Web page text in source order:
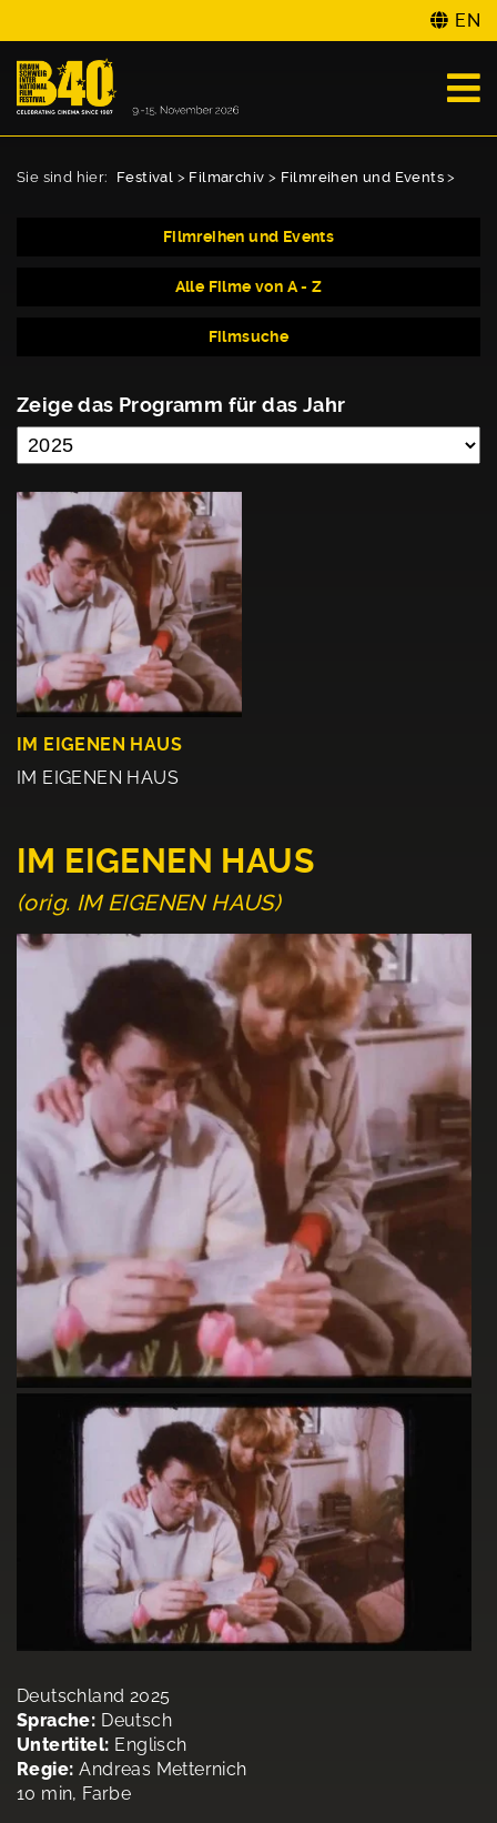
EN
Sie sind hier: Festival > Filmarchiv > Filmreihen und Events >
Filmreihen und Events
Alle Filme von A - Z
Filmsuche
Zeige das Programm für das Jahr
IM EIGENEN HAUS
IM EIGENEN HAUS
IM EIGENEN HAUS
(orig. IM EIGENEN HAUS)
Deutschland 2025
Sprache: Deutsch
Untertitel: Englisch
Regie: Andreas Metternich
10 min, Farbe